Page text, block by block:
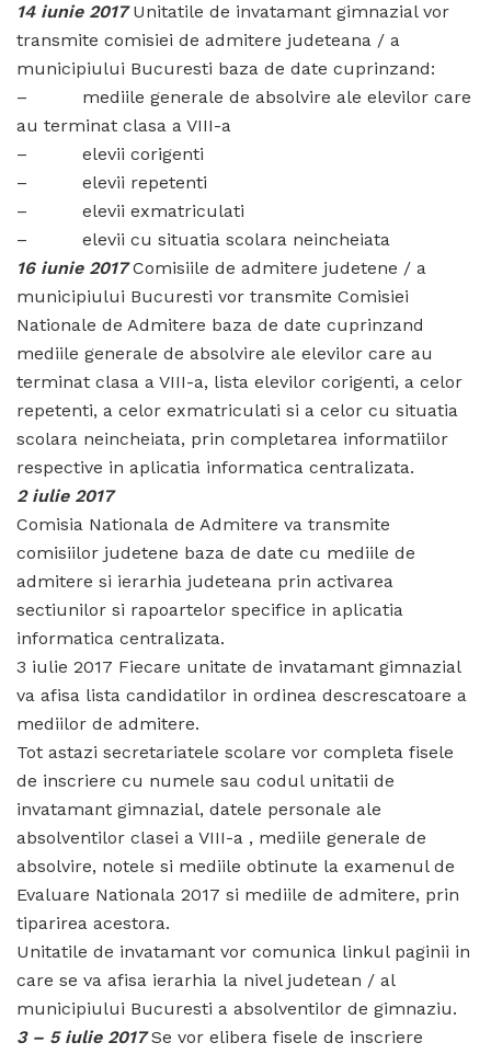
14 iunie 2017Unitatile de invatamant gimnazial vor
transmite comisiei de admitere judeteana / a
municipiului Bucuresti baza de date cuprinzand:
– mediile generale de absolvire ale elevilor care
au terminat clasa a VIII-a
– elevii corigenti
– elevii repetenti
– elevii exmatriculati
– elevii cu situatia scolara neincheiata
16 iunie 2017Comisiile de admitere judetene / a
municipiului Bucuresti vor transmite Comisiei
Nationale de Admitere baza de date cuprinzand
mediile generale de absolvire ale elevilor care au
terminat clasa a VIII-a, lista elevilor corigenti, a celor
repetenti, a celor exmatriculati si a celor cu situatia
scolara neincheiata, prin completarea informatiilor
respective in aplicatia informatica centralizata.
2 iulie 2017
Comisia Nationala de Admitere va transmite
comisiilor judetene baza de date cu mediile de
admitere si ierarhia judeteana prin activarea
sectiunilor si rapoartelor specifice in aplicatia
informatica centralizata.
3 iulie 2017 Fiecare unitate de invatamant gimnazial
va afisa lista candidatilor in ordinea descrescatoare a
mediilor de admitere.
Tot astazi secretariatele scolare vor completa fisele
de inscriere cu numele sau codul unitatii de
invatamant gimnazial, datele personale ale
absolventilor clasei a VIII-a , mediile generale de
absolvire, notele si mediile obtinute la examenul de
Evaluare Nationala 2017 si mediile de admitere, prin
tiparirea acestora.
Unitatile de invatamant vor comunica linkul paginii in
care se va afisa ierarhia la nivel judetean / al
municipiului Bucuresti a absolventilor de gimnaziu.
3 – 5 iulie 2017Se vor elibera fisele de inscriere